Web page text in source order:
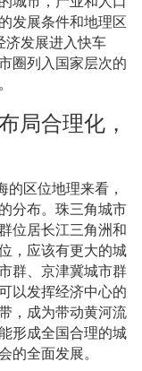
发展条件和地理区
济发展进入快车
圈列入国家层次的
局合理化，
的区位地理来看，
分布。珠三角城市
位居长江三角洲和
，应该有更大的城
群、京津冀城市群
以发挥经济中心的
，成为带动黄河流
形成全国合理的城
的全面发展。